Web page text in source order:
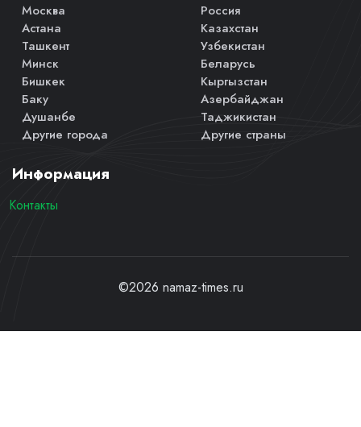
Москва
Астана
Ташкент
Минск
Бишкек
Баку
Душанбе
Другие города
Россия
Казахстан
Узбекистан
Беларусь
Кыргызстан
Азербайджан
Таджикистан
Другие страны
Информация
Контакты
©2026 namaz-times.ru